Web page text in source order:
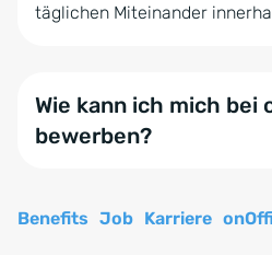
täglichen Miteinander
Wie kann ich mich bei
bewerben?
Dort kannst du dich ganz
Benefits Job Karriere